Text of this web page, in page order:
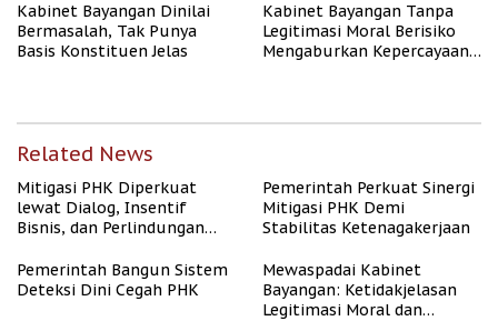
Kabinet Bayangan Dinilai
Bermasalah, Tak Punya
Basis Konstituen Jelas
Kabinet Bayangan Tanpa
Legitimasi Moral Berisiko
Mengaburkan Kepercayaan
Related News
Mitigasi PHK Diperkuat
lewat Dialog, Insentif
Bisnis, dan Perlindungan
Pemerintah Perkuat Sinergi
Mitigasi PHK Demi
Stabilitas Ketenagakerjaan
Pemerintah Bangun Sistem
Deteksi Dini Cegah PHK
Mewaspadai Kabinet
Bayangan: Ketidakjelasan
Legitimasi Moral dan